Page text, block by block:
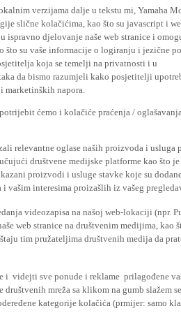
verzijama dalje u tekstu mi, Yamaha
slične kolačićima, kao što su javascript i
djelovanje naše web stranice i
što su vaše informacije o logiranju i jezične
koja se temelji na privatnosti i u
da bismo razumjeli kako posjetitelji
marketinških napora.
ćemo i kolačiće praćenja /
relevantne oglase naših proizvoda i usluga
društvene medijske platforme kao što
proizvodi i usluge stavke koje su
vašim interesima proizašlih iz vašeg
videozapisa na našoj web-lokaciji (npr.
web stranice na društvenim medijima, kao
tim pružateljima društvenih medija da
i videjti sve ponude i reklame prilagođene
mreža sa klikom na gumb slažem
kategorije kolačića (prmijer: samo